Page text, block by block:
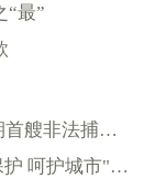
“最”
查获48斤马鲛鱼！宁波海警抓获禁渔期首艘非法捕捞船
防护栏、隔离网……宁波加强水源地保护 呵护城市"生命线"